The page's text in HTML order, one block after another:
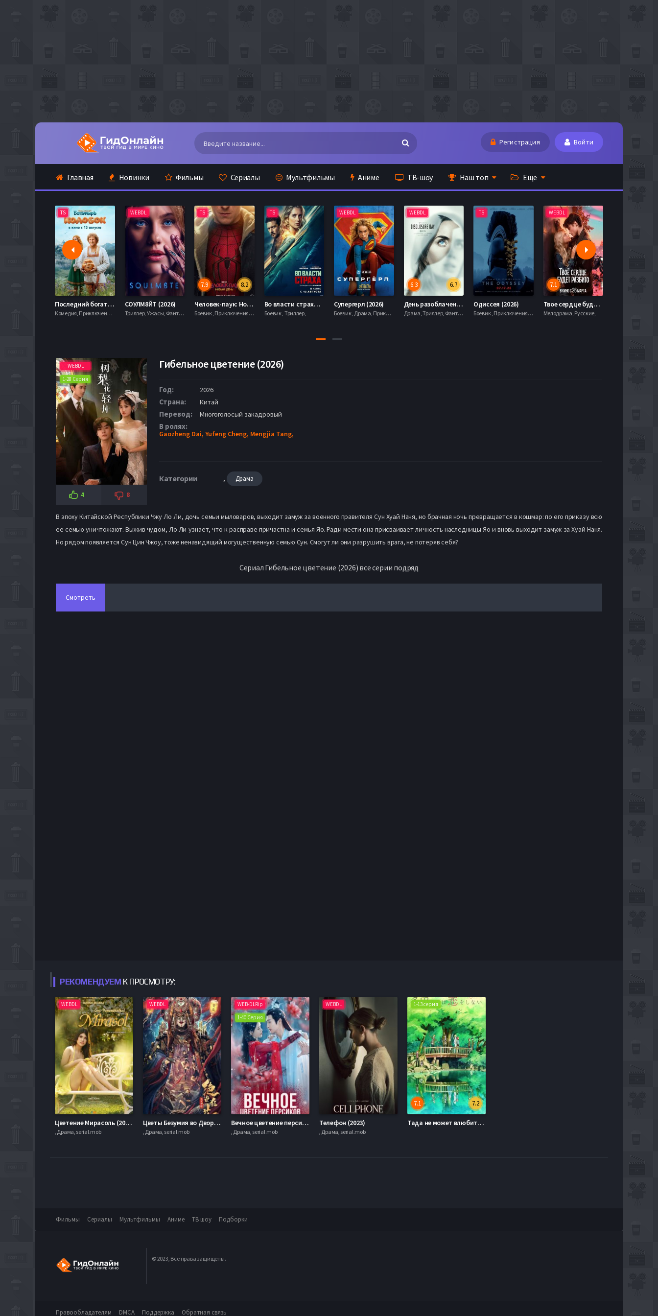
Регистрация Войти
Главная Новинки Фильмы Сериалы Мультфильмы Аниме ТВ-шоу Наш топ Еще
TS
Последний богатырь. Колобок (2026)
Комедия, Приключения, Фэнтези,
WEBDL
СОУЛМ8ЙТ (2026)
Триллер, Ужасы, Фантастика,
TS
8.2
7.9
Человек-паук: Новый день (2026)
Боевик , Приключения, Фантастика, Фэнтези,
TS
Во власти страха (2026)
Боевик , Триллер,
WEBDL
Супергерл (2026)
Боевик , Драма, Приключения, Фантастика,
WEBDL
6.7
6.3
День разоблачения (2026)
Драма, Триллер, Фантастика,
TS
Одиссея (2026)
Боевик , Приключения, Фэнтези,
WEBDL
7.1
Твое сердце будет разбито (2026)
Мелодрама, Русские,
WEBDL
1-28 Серия
4 8
Гибельное цветение (2026)
Год: 2026
Страна: Китай
Перевод: Многоголосый закадровый
В ролях:
Gaozheng Dai, Yufeng Cheng, Mengjia Tang,
Категории , Драма
В эпоху Китайской Республики Чжу Ло Ли, дочь семьи мыловаров, выходит замуж за военного правителя Сун Хуай Наня, но брачная ночь превращается в кошмар: по его приказу всю
ее семью уничтожают. Выжив чудом, Ло Ли узнает, что к расправе причастна и семья Яо. Ради мести она присваивает личность наследницы Яо и вновь выходит замуж за Хуай Наня.
Но рядом появляется Сун Цин Чжоу, тоже ненавидящий могущественную семью Сун. Смогут ли они разрушить врага, не потеряв себя?
Сериал Гибельное цветение (2026) все серии подряд
Смотреть
РЕКОМЕНДУЕМ К ПРОСМОТРУ:
WEBDL
Цветение Мирасоль (2025)
, Драма, serial.mob
WEBDL
Цветы Безумия во Дворце Дракона (2023)
, Драма, serial.mob
WEB-DLRip
1-40 Серия
Вечное цветение персиков (2024)
, Драма, serial.mob
WEBDL
Телефон (2023)
, Драма, serial.mob
1-13 серия
7.2
7.1
Тада не может влюбиться / Тада не собирается влюбляться (2018)
Фильмы Сериалы Мультфильмы Аниме ТВ шоу Подборки
© 2023, Все права защищены.
Правообладателям DMCA Поддержка Обратная связь